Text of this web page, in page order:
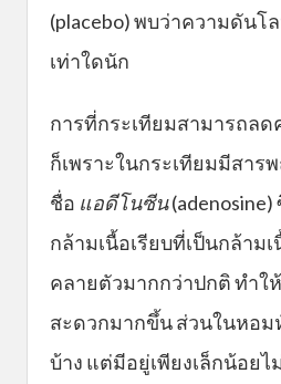
(placebo) พบว่าความดันโ
เท่าใดนัก
การที่กระเทียมสามารถล
ก็เพราะในกระเทียมมีสาร
ชื่อ แอดีโนซีน
กล้ามเนื้อเรียบที่เป็นกล้าม
คลายตัวมากกว่าปกติ ทำใ
สะดวกมากขึ้น ส่วนในหอ
บ้าง แต่มีอยู่เพียงเล็กน้อย